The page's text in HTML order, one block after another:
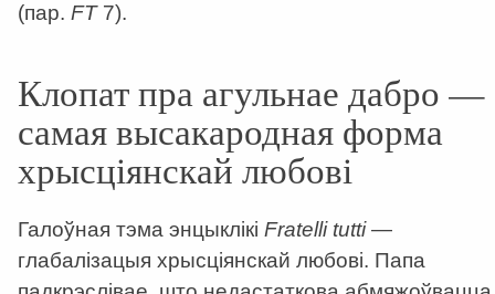
(пар. FT7).
Клопат пра агульнае дабро —
самая высакародная форма
хрысціянскай любові
Галоўная тэма энцыклікі Fratelli tutti—
глабалізацыя хрысціянскай любові. Папа